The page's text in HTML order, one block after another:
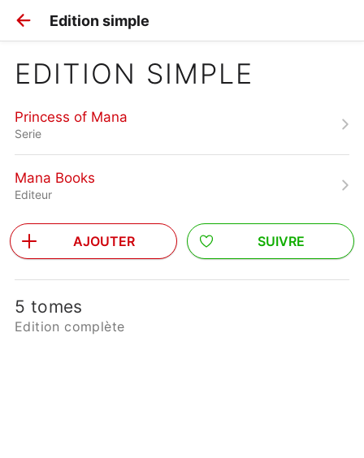
Edition simple
EDITION SIMPLE
Princess of Mana
Serie
Mana Books
Editeur
AJOUTER SUIVRE
5 tomes
Edition complète